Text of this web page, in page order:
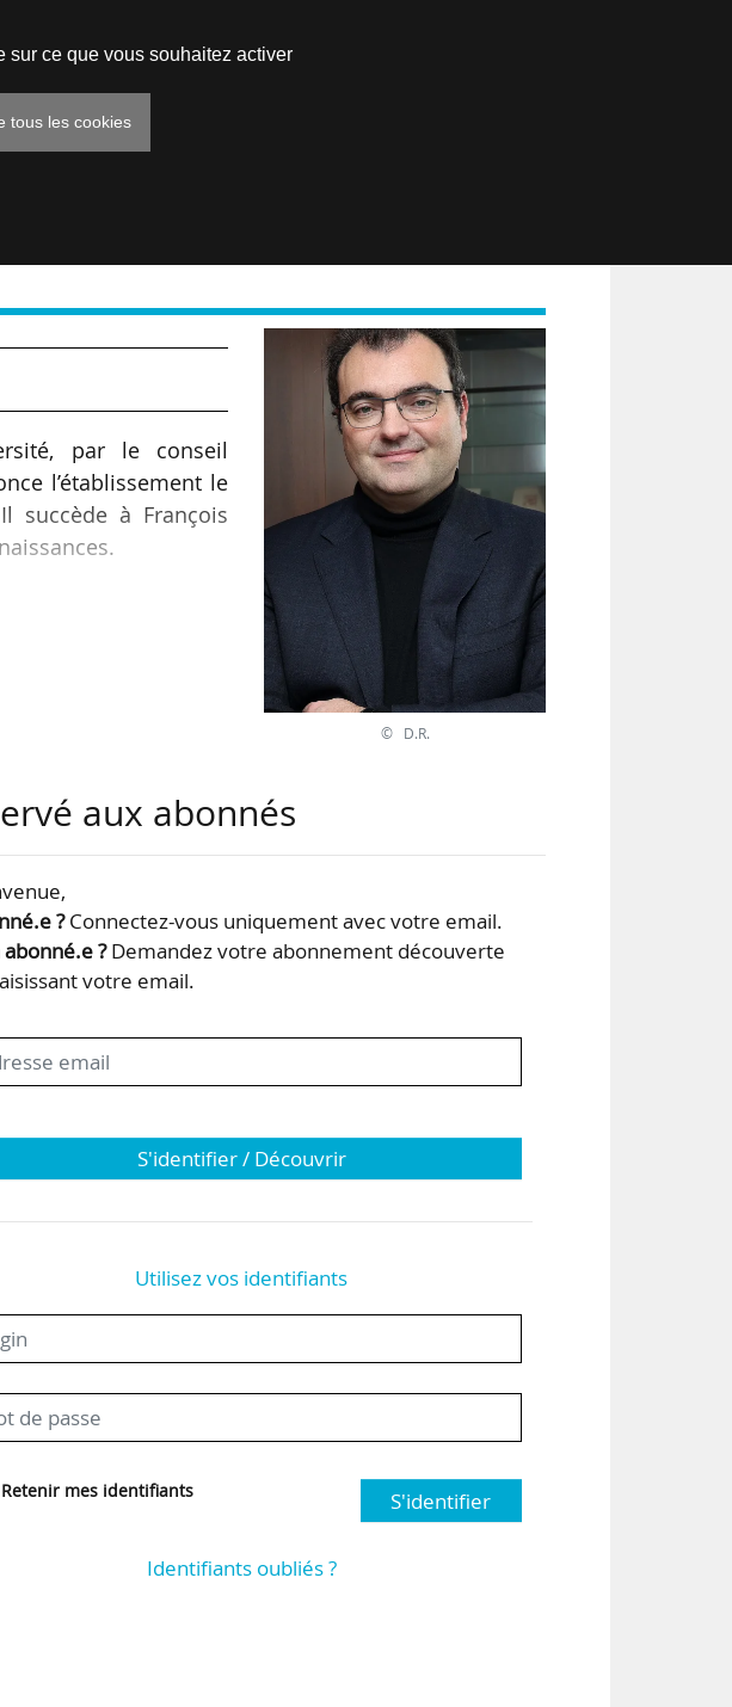
par le conseil
l’établissement le
succède à François
© D.R.
aux abonnés
?Connectez-vous uniquement avec votre email.
?Demandez votre abonnement découverte
votre email.
S'identifier / Découvrir
Utilisez vos identifiants
Retenir mes identifiants S'identifier
Identifiants oubliés ?
ce que vous souhaitez activer
tous les cookies